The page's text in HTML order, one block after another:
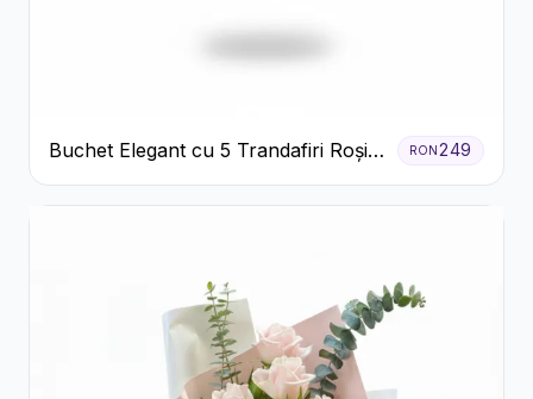
Buchet Elegant cu 5 Trandafiri Roșii
și Eucalipt
RON249